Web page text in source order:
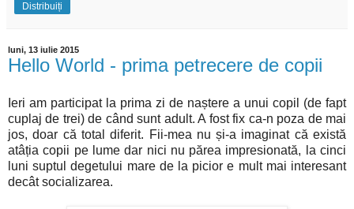
Distribuiți
luni, 13 iulie 2015
Hello World - prima petrecere de copii
Ieri am participat la prima zi de naștere a unui copil (de fapt
cuplaj de trei) de când sunt adult. A fost fix ca-n poza de mai
jos, doar că total diferit. Fii-mea nu și-a imaginat că există
atâția copii pe lume dar nici nu părea impresionată, la cinci
luni suptul degetului mare de la picior e mult mai interesant
decât socializarea.